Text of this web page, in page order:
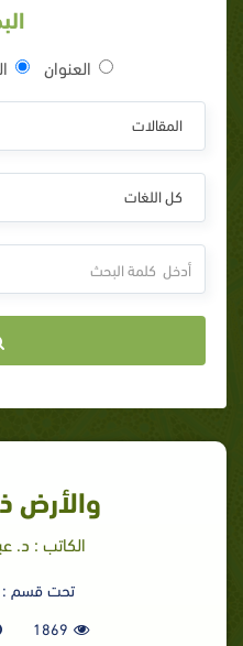
العنوان
المقالات
كل اللغات
والأرض
الكاتب : د.
تحت قسم
1869